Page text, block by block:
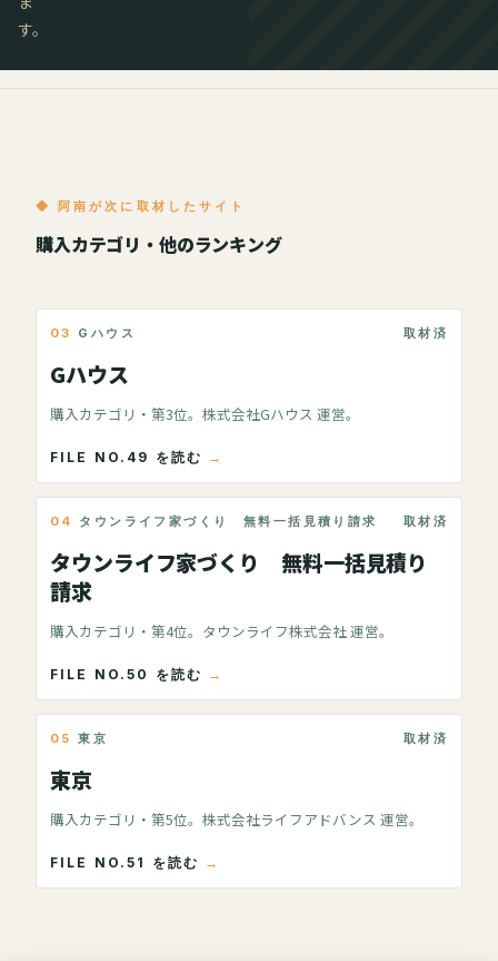
す。
◆ 阿南が次に取材したサイト
購入カテゴリ・他のランキング
03 Gハウス 取材済
Gハウス
購入カテゴリ・第3位。株式会社Gハウス 運営。
FILE NO.49 を読む
04 タウンライフ家づくり 無料一括見積り請求 取材済
タウンライフ家づくり 無料一括見積り
請求
購入カテゴリ・第4位。タウンライフ株式会社 運営。
FILE NO.50 を読む
05 東京 取材済
東京
購入カテゴリ・第5位。株式会社ライフアドバンス 運営。
FILE NO.51 を読む